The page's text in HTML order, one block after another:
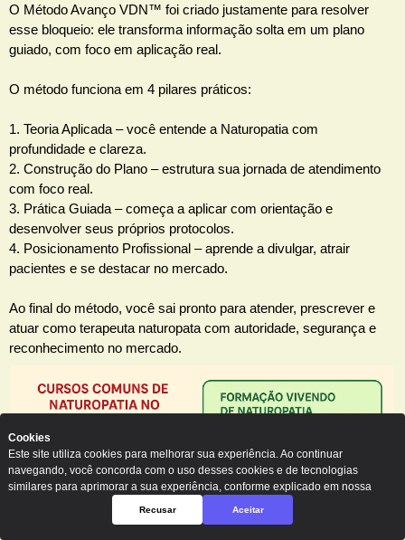
O Método Avanço VDN™ foi criado justamente para resolver
esse bloqueio: ele transforma informação solta em um plano
guiado, com foco em aplicação real.
O método funciona em 4 pilares práticos:
1. Teoria Aplicada – você entende a Naturopatia com
profundidade e clareza.
2. Construção do Plano – estrutura sua jornada de atendimento
com foco real.
3. Prática Guiada – começa a aplicar com orientação e
desenvolver seus próprios protocolos.
4. Posicionamento Profissional – aprende a divulgar, atrair
pacientes e se destacar no mercado.
Ao final do método, você sai pronto para atender, prescrever e
atuar como terapeuta naturopata com autoridade, segurança e
reconhecimento no mercado.
Cookies
Este site utiliza cookies para melhorar sua experiência. Ao continuar
navegando, você concorda com o uso desses cookies e de tecnologias
similares para aprimorar a sua experiência, conforme explicado em nossa
Recusar Aceitar